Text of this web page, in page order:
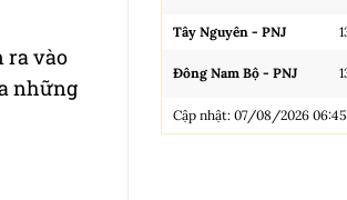
ra vào
những
Tây Nguyên - PNJ
Đông Nam Bộ - PNJ
Cập nhật: 07/08/2026 06:45